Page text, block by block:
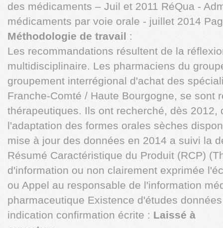
des médicaments – Juil et 2011 RéQua -
médicaments par voie orale - juillet 2014
Méthodologie de travail :
Les recommandations résultent de la
multidisciplinaire. Les pharmaciens du
groupement interrégional d'achat des
Franche-Comté / Haute Bourgogne, se sont
thérapeutiques. Ils ont recherché, dès 2012,
l'adaptation des formes orales sèches
mise à jour des données en 2014 a suivi la
Résumé Caractéristique du Produit (RCP)
d'information ou non clairement exprimée
ou Appel au responsable de l'information
pharmaceutique Existence d'études
indication confirmation écrite : Laissé à